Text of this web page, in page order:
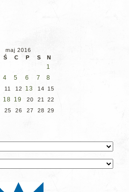
maj 2016
Ś C P S N
1
4 5 6 7 8
11 12 13 14 15
18 19 20 21 22
25 26 27 28 29